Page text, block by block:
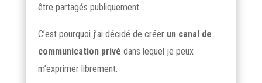
être partagés publiquement…
C’est pourquoi j’ai décidé de créer un canal de
communication privé dans lequel je peux
m’exprimer librement.